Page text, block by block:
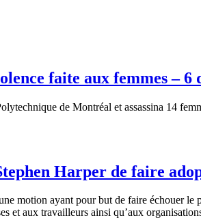
faite aux femmes – 6
de Montréal et assassina 14
Harper de faire
motion ayant pour but de faire échouer
et aux travailleurs ainsi qu’aux